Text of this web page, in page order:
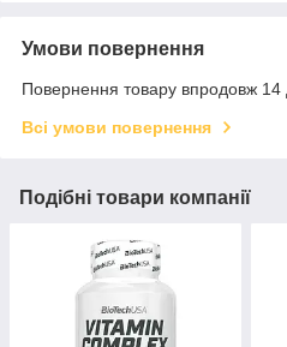
Умови повернення
Повернення товару впродовж 14
Всі умови повернення
Подібні товари компанії